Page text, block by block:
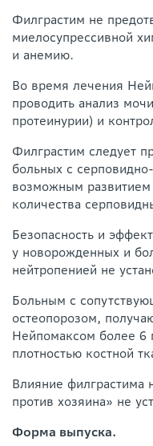
Филграстим не
миелосупрессивной
и анемию.
Во время лечения
проводить анализ
протеинурии) и
Филграстим следует
больных с
возможным
количества
Безопасность и
у новорожденных и
нейтропенией не
Больным с
остеопорозом,
Нейпомаксом более 6
плотностью костной
Влияние филграстима
против хозяина» не
Форма выпуска.